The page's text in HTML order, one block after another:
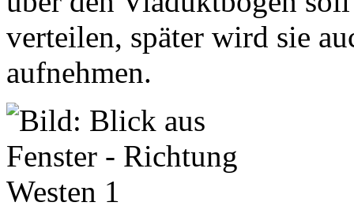
verteilen, später wird sie
aufnehmen.